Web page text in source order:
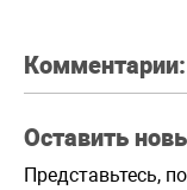
Комментарии:
Оставить
Представьтесь,